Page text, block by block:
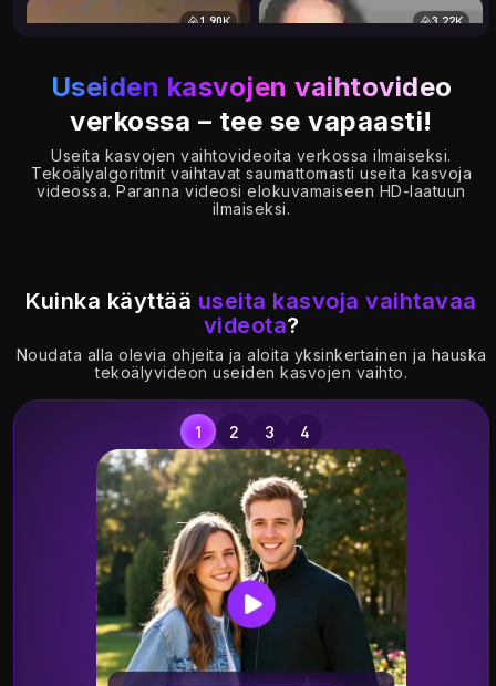
1.90K 3.22K
10.07K
Useiden kasvojen vaihtovideo
verkossa – tee se vapaasti!
Useita kasvojen vaihtovideoita verkossa ilmaiseksi.
Tekoälyalgoritmit vaihtavat saumattomasti useita kasvoja
videossa. Paranna videosi elokuvamaiseen HD-laatuun
ilmaiseksi.
Kuinka käyttää useita kasvoja vaihtavaa
videota?
Noudata alla olevia ohjeita ja aloita yksinkertainen ja hauska
tekoälyvideon useiden kasvojen vaihto.